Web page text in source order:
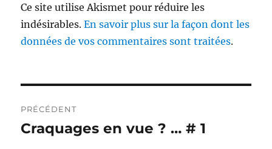
Ce site utilise Akismet pour réduire les
indésirables.En savoir plus sur la façon dont les
données de vos commentaires sont traitées.
de
PRÉCÉDENT
Publication
Craquages en vue ? … # 1